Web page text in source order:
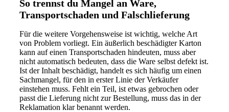
So trennst du Mangel an Ware,
Transportschaden und Falschlieferung
Für die weitere Vorgehensweise ist wichtig, welche Art
von Problem vorliegt. Ein äußerlich beschädigter Karton
kann auf einen Transportschaden hindeuten, muss aber
nicht automatisch bedeuten, dass die Ware selbst defekt ist.
Ist der Inhalt beschädigt, handelt es sich häufig um einen
Sachmangel, für den in erster Linie der Verkäufer
einstehen muss. Fehlt ein Teil, ist etwas gebrochen oder
passt die Lieferung nicht zur Bestellung, muss das in der
Reklamation klar benannt werden.